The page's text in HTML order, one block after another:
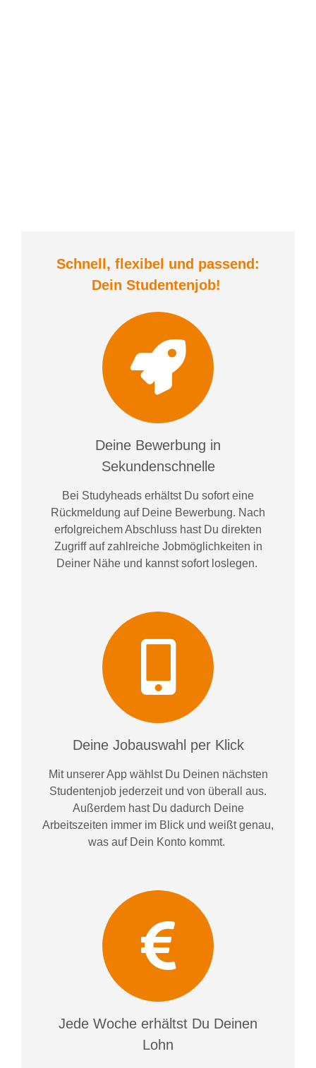
Schnell, flexibel und passend:
Dein Studentenjob!
Deine Bewerbung in
Sekundenschnelle
Bei Studyheads erhältst Du sofort eine
Rückmeldung auf Deine Bewerbung. Nach
erfolgreichem Abschluss hast Du direkten
Zugriff auf zahlreiche Jobmöglichkeiten in
Deiner Nähe und kannst sofort loslegen.
Deine Jobauswahl per Klick
Mit unserer App wählst Du Deinen nächsten
Studentenjob jederzeit und von überall aus.
Außerdem hast Du dadurch Deine
Arbeitszeiten immer im Blick und weißtgenau,
was auf Dein Konto kommt.
Jede Woche erhältst Du Deinen
Lohn